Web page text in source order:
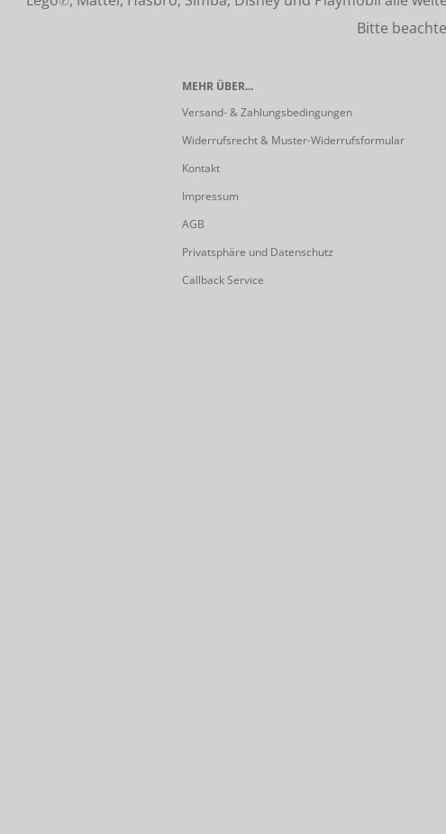
Bitte beachten
MEHR ÜBER...
Versand- & Zahlungsbedingungen
Widerrufsrecht & Muster-Widerrufsformular
Kontakt
Impressum
AGB
Privatsphäre und Datenschutz
Callback Service